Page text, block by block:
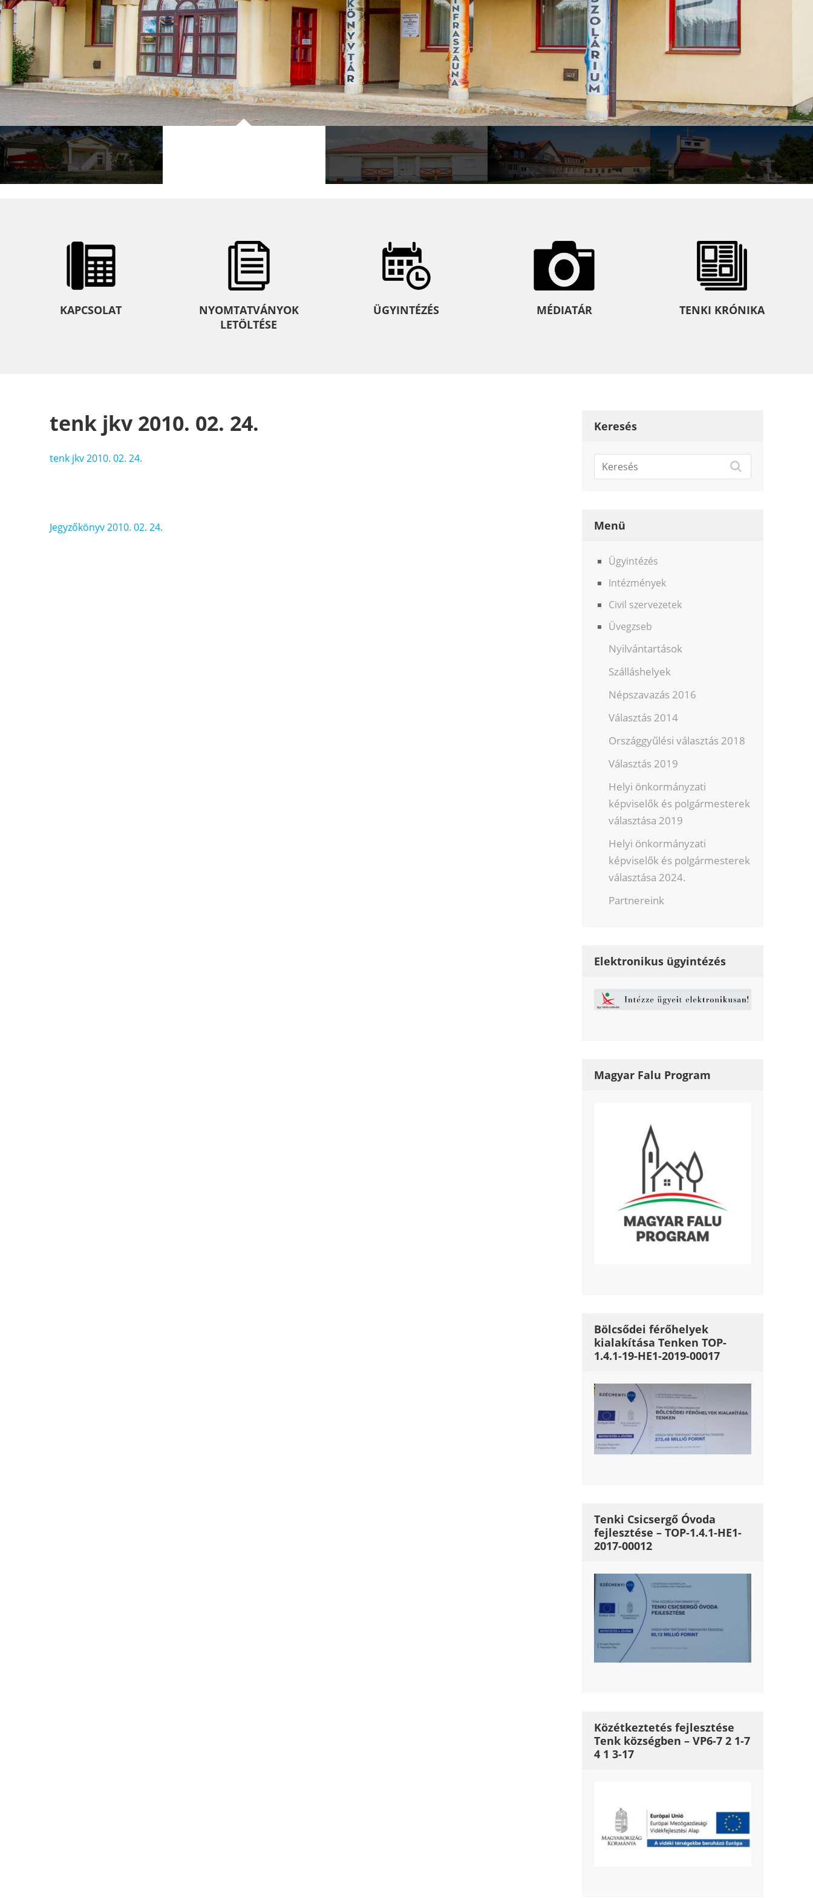
KAPCSOLAT
NYOMTATVÁNYOK
LETÖLTÉSE
ÜGYINTÉZÉS MÉDIATÁR TENKI KRÓNIKA
tenk jkv 2010. 02. 24.
tenk jkv 2010. 02. 24.
Bejegyzés
Jegyzőkönyv 2010. 02. 24.
Keresés
Menü
Ügyintézés
Intézmények
Civil szervezetek
Üvegzseb
Nyilvántartások
Szálláshelyek
Népszavazás 2016
Választás 2014
Országgyűlési választás 2018
Választás 2019
Helyi önkormányzati
képviselők és polgármesterek
választása 2019
Helyi önkormányzati
képviselők és polgármesterek
választása 2024.
Partnereink
Elektronikus ügyintézés
Magyar Falu Program
Bölcsődei férőhelyek
kialakítása Tenken TOP-
1.4.1-19-HE1-2019-00017
Tenki Csicsergő Óvoda
fejlesztése – TOP-1.4.1-HE1-
2017-00012
Közétkeztetés fejlesztése
Tenk községben – VP6-7 2 1-7
4 1 3-17